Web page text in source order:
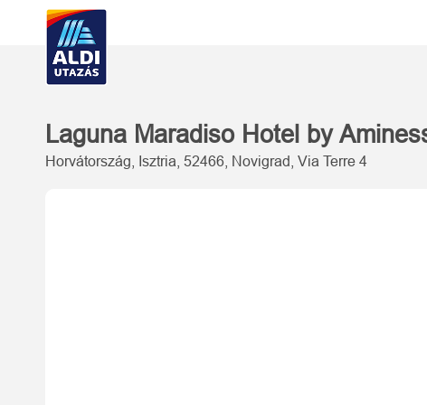
Laguna Maradiso Hotel by
Horvátország, Isztria, 52466, Novigrad, Via Terre 4